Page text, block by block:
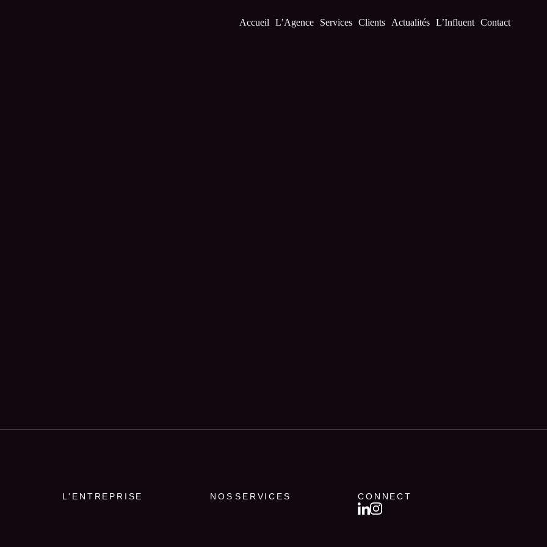
Accueil L’Agence Services Clients Actualités L’Influent Contact
L'ENTREPRISE NOS SERVICES CONNECT